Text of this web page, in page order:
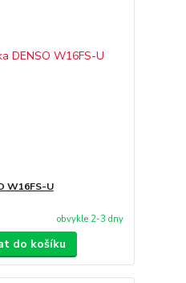
W16FS-U
obvykle 2-3 dny
do košíku